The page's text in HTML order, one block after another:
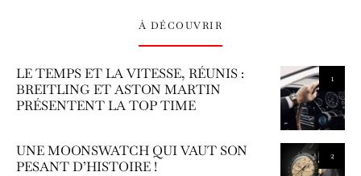
À DÉCOUVRIR
1
LE TEMPS ET LA VITESSE, RÉUNIS :
BREITLING ET ASTON MARTIN
PRÉSENTENT LA TOP TIME
2
UNE MOONSWATCH QUI VAUT SON
PESANT D’HISTOIRE !